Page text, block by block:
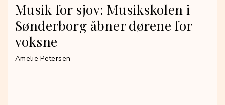
Musik for sjov: Musikskolen i
Sønderborg åbner dørene for
voksne
Amelie Petersen